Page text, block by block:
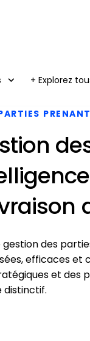
+ Explorez
des
efficaces
et des
distinctif.